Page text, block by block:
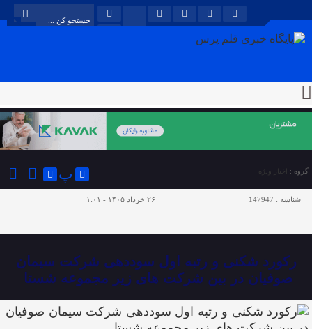
گروه : اخبار ویژه پ
شناسه : 147947 ۲۶ خرداد ۱۴۰۵ - ۱:۰۱
رکورد شکنی و رتبه اول سوددهی شرکت سیمان
صوفیان در بین شرکت های زیر مجموعه شستا